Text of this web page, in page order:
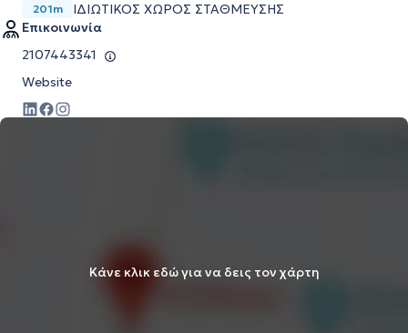
201m
ΙΔΙΩΤΙΚΟΣ ΧΩΡΟΣ ΣΤΑΘΜΕΥΣΗΣ
Επικοινωνία
2107443341
Website
Κάνε κλικ εδώ για να δεις τον χάρτη